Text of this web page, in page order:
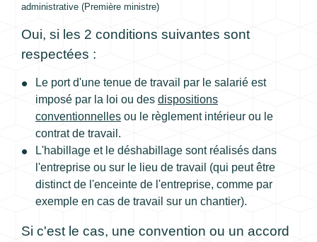
administrative (Première ministre)
Oui, si les 2 conditions suivantes sont
respectées :
Le port d'une tenue de travail par le salarié est
imposé par la loi ou des dispositions
conventionnelles ou le règlement intérieur ou le
contrat de travail.
L'habillage et le déshabillage sont réalisés dans
l'entreprise ou sur le lieu de travail (qui peut être
distinct de l'enceinte de l'entreprise, comme par
exemple en cas de travail sur un chantier).
Si c'est le cas, une convention ou un accord